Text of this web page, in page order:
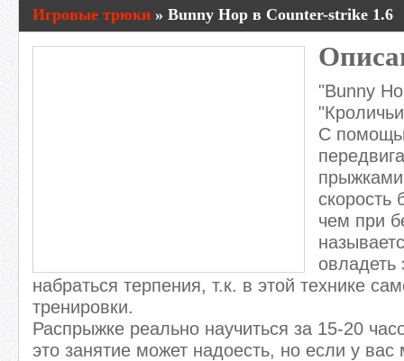
Игровые трюки » Bunny Hop в Counter-strike 1.6
"Bunny
С
скорость
чем при
овладеть
набраться терпения, т.к. в этой технике
тренировки.
Распрыжке реально научиться за 15-20
это занятие может надоесть, но если у вас